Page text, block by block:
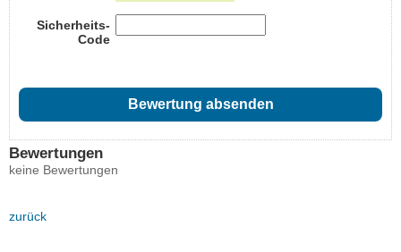
Sicherheits-
Code
Bewertungen
keine Bewertungen
zurück